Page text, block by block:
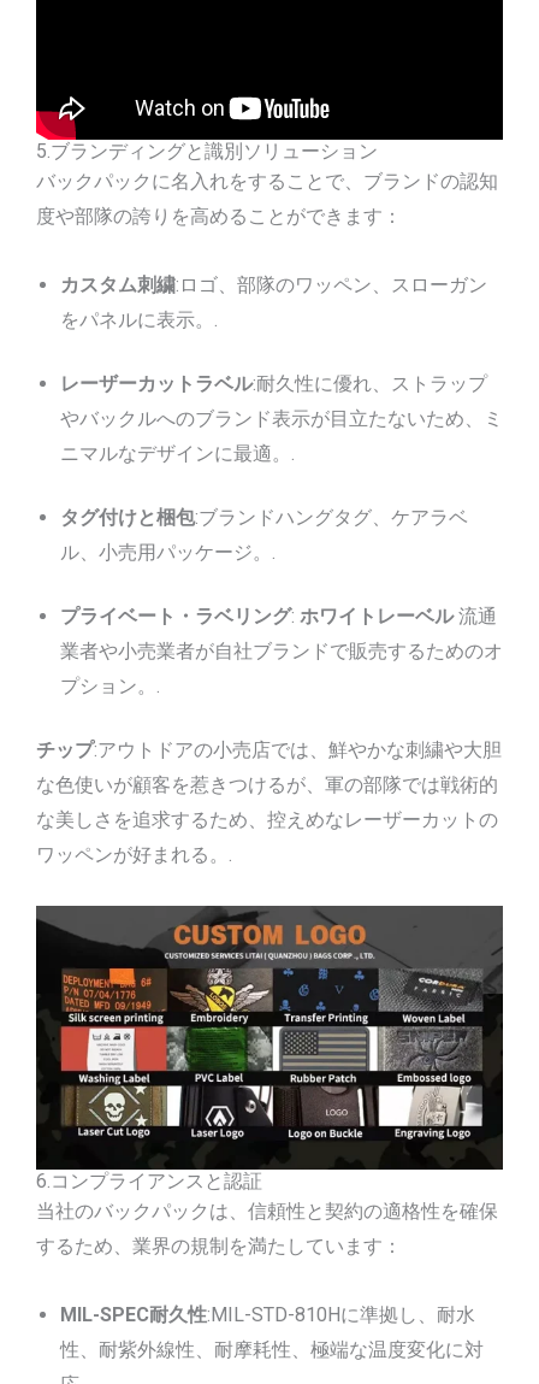
5.ブランディングと識別ソリューション
バックパックに名入れをすることで、ブランドの認知
度や部隊の誇りを高めることができます：
カスタム刺繍:ロゴ、部隊のワッペン、スローガン
をパネルに表示。.
レーザーカットラベル:耐久性に優れ、ストラップ
やバックルへのブランド表示が目立たないため、ミ
ニマルなデザインに最適。.
タグ付けと梱包:ブランドハングタグ、ケアラベ
ル、小売用パッケージ。.
プライベート・ラベリング: ホワイトレーベル流通
業者や小売業者が自社ブランドで販売するためのオ
プション。.
チップ:アウトドアの小売店では、鮮やかな刺繍や大胆
な色使いが顧客を惹きつけるが、軍の部隊では戦術的
な美しさを追求するため、控えめなレーザーカットの
ワッペンが好まれる。.
6.コンプライアンスと認証
当社のバックパックは、信頼性と契約の適格性を確保
するため、業界の規制を満たしています：
MIL-SPEC耐久性:MIL-STD-810Hに準拠し、耐水
性、耐紫外線性、耐摩耗性、極端な温度変化に対